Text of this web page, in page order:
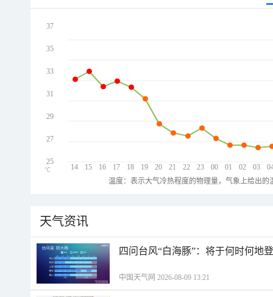
14 15 16 17 18 19 20 21 22 23 00 01 02 03
37
35
33
31
29
27
25
℃
温度：表示大气冷热程度的物理量，气象上给出
天气资讯
四问台风“白海豚”：将于何时何地
中国天气网 2026-08-09 13:21